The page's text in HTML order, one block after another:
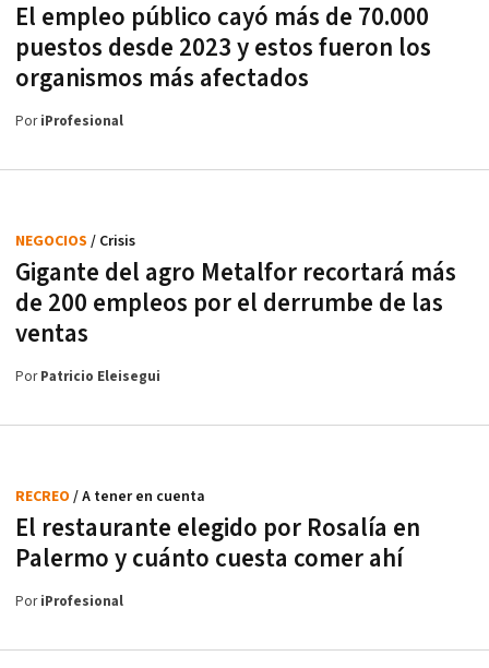
El empleo público cayó más de 70.000
puestos desde 2023 y estos fueron los
organismos más afectados
PoriProfesional
Gigante del agro Metalfor recortará más
de 200 empleos por el derrumbe de las
ventas
NEGOCIOS / Crisis
PorPatricio Eleisegui
El restaurante elegido por Rosalía en
Palermo y cuánto cuesta comer ahí
RECREO / A tener en cuenta
PoriProfesional